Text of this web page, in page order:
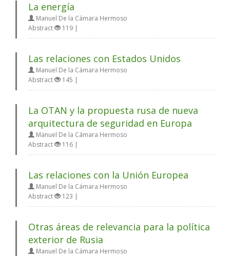
La energía
Manuel De la Cámara Hermoso
Abstract
119 |
Las relaciones con Estados Unidos
Manuel De la Cámara Hermoso
Abstract
145 |
La OTAN y la propuesta rusa de nueva
arquitectura de seguridad en Europa
Manuel De la Cámara Hermoso
Abstract
116 |
Las relaciones con la Unión Europea
Manuel De la Cámara Hermoso
Abstract
123 |
Otras áreas de relevancia para la política
exterior de Rusia
Manuel De la Cámara Hermoso